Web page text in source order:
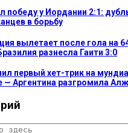
победу у Иордании 2:1:
в борьбу
вылетает после гола на
разнесла Гаити 3:0
первый хет-трик на
— Аргентина разгромила